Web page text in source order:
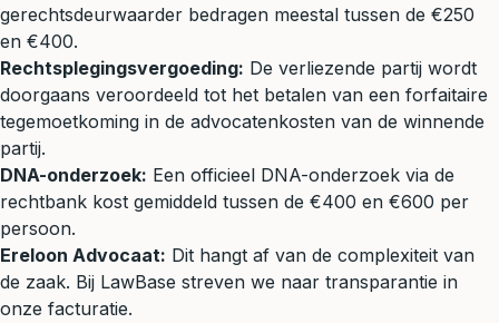
gerechtsdeurwaarder bedragen meestal tussen de €250
en €400.
Rechtsplegingsvergoeding: De verliezende partij wordt
doorgaans veroordeeld tot het betalen van een forfaitaire
tegemoetkoming in de advocatenkosten van de winnende
partij.
DNA-onderzoek: Een officieel DNA-onderzoek via de
rechtbank kost gemiddeld tussen de €400 en €600 per
persoon.
Ereloon Advocaat: Dit hangt af van de complexiteit van
de zaak. Bij LawBase streven we naar transparantie in
onze facturatie.